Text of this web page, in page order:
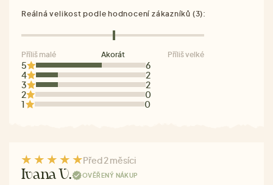
5
6
4
2
3
2
2
0
1
0
Reálná velikost podle hodnocení zákazníků (3):
Příliš malé Akorát Příliš velké
Před 2 měsíci
Ivana V. OVĚŘENÝ NÁKUP